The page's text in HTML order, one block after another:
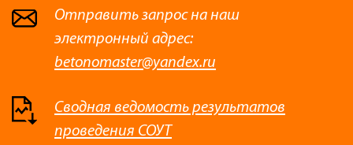
Отправить запрос на наш
электронный адрес:
betonomaster@yandex.ru
Сводная ведомость результатов
проведения СОУТ